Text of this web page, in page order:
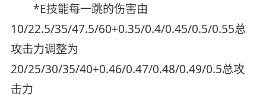
*E技能每一跳的伤害由
10/22.5/35/47.5/60+0.35/0.4/0.45/0.5/0.55总
攻击力调整为
20/25/30/35/40+0.46/0.47/0.48/0.49/0.5总攻
击力